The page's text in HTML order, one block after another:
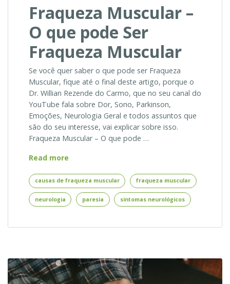
Fraqueza Muscular –
O que pode Ser
Fraqueza Muscular
Se você quer saber o que pode ser Fraqueza
Muscular, fique até o final deste artigo, porque o
Dr. Willian Rezende do Carmo, que no seu canal do
YouTube fala sobre Dor, Sono, Parkinson,
Emoções, Neurologia Geral e todos assuntos que
são do seu interesse, vai explicar sobre isso.
Fraqueza Muscular – O que pode …
Read more
–
O
que
Ser
causas de fraqueza muscular fraqueza muscular
neurologia paresia sintomas neurológicos